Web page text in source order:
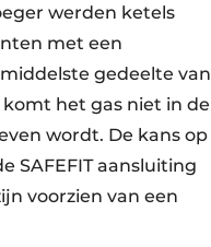
werden ketels
met een
gedeelte van
het gas niet in de
wordt. De kans op
SAFEFIT aansluiting
voorzien van een